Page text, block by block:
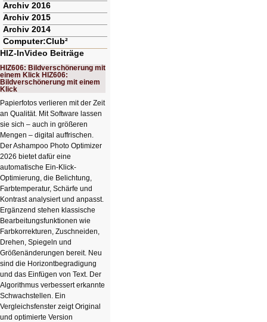
Archiv 2016
Archiv 2015
Archiv 2014
Computer:Club²
HIZ-InVideo Beiträge
HIZ606: Bildverschönerung mit
einem Klick HIZ606:
Bildverschönerung mit einem
Klick
Papierfotos verlieren mit der Zeit
an Qualität. Mit Software lassen
sie sich – auch in größeren
Mengen – digital auffrischen.
Der Ashampoo Photo Optimizer
2026 bietet dafür eine
automatische Ein-Klick-
Optimierung, die Belichtung,
Farbtemperatur, Schärfe und
Kontrast analysiert und anpasst.
Ergänzend stehen klassische
Bearbeitungsfunktionen wie
Farbkorrekturen, Zuschneiden,
Drehen, Spiegeln und
Größenänderungen bereit. Neu
sind die Horizontbegradigung
und das Einfügen von Text. Der
Algorithmus verbessert erkannte
Schwachstellen. Ein
Vergleichsfenster zeigt Original
und optimierte Version